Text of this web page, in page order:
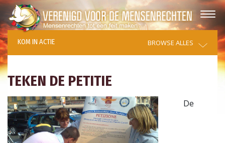
KOM IN ACTIE BROWSE ALLES
TEKEN DE PETITIE
De